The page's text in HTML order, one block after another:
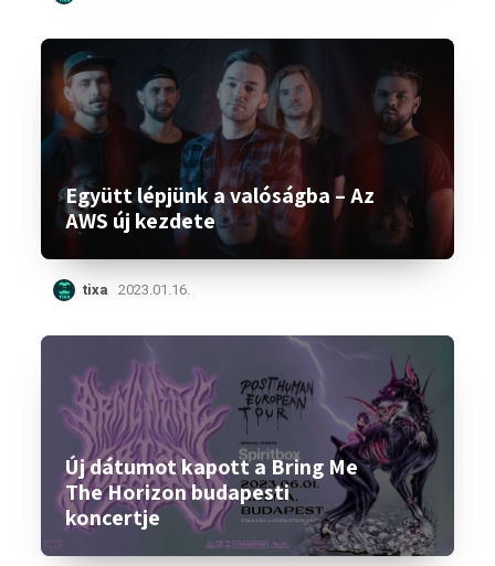
Együtt lépjünk a valóságba – Az
AWS új kezdete
tixa 2023.01.16.
Új dátumot kapott a Bring Me
The Horizon budapesti
koncertje